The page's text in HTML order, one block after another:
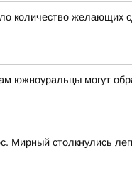
количество желающих
южноуральцы могут
Мирный столкнулись